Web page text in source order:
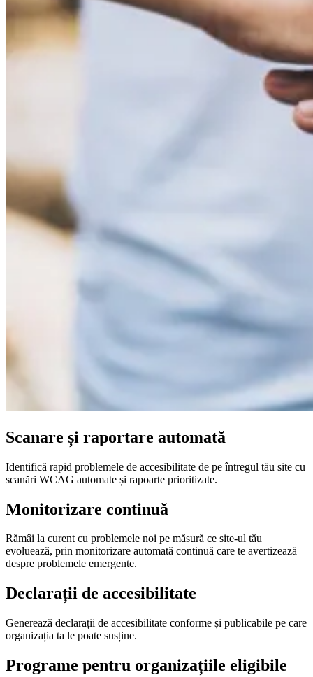
Scanare și raportare automată
Identifică rapid problemele de accesibilitate de pe întregul tău site cu
scanări WCAG automate și rapoarte prioritizate.
Monitorizare continuă
Rămâi la curent cu problemele noi pe măsură ce site-ul tău
evoluează, prin monitorizare automată continuă care te avertizează
despre problemele emergente.
Declarații de accesibilitate
Generează declarații de accesibilitate conforme și publicabile pe care
organizația ta le poate susține.
Programe pentru organizațiile eligibile